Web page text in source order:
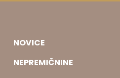
NOVICE
NEPREMIČNINE